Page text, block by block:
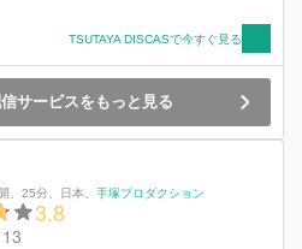
TSUTAYA DISCASで今すぐ見る
サービスをもっと見る
25分 日本 手塚プロダクション
3.8